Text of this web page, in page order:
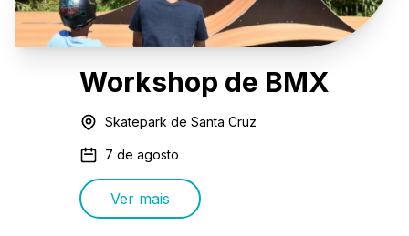
Workshop de BMX
Skatepark de Santa Cruz
7 de agosto
Ver mais